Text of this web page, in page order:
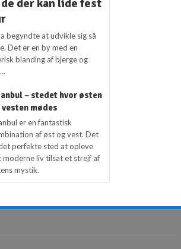
der kan lide fest
begyndte at udvikle sig så
Det er en by med en
blanding af bjerge og
– stedet hvor østen
vesten mødes
er en fantastisk
af øst og vest. Det
perfekte sted at opleve
moderne liv tilsat et strejf af
mystik.